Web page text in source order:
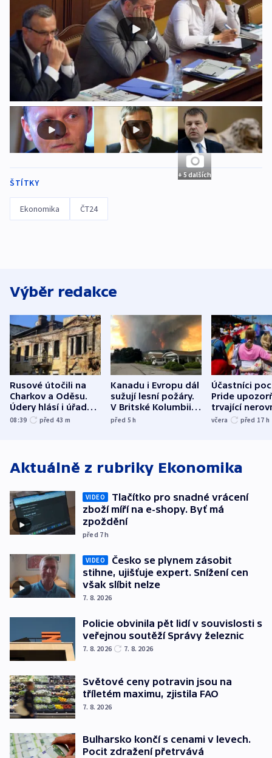
+ 5 dalších
ŠTÍTKY
Ekonomika ČT24
Výběr redakce
Rusové útočili na
Charkov a Oděsu.
Údery hlásí i úřady v
Bělgorodu
08:39 před 43 m
Kanadu i Evropu dál
sužují lesní požáry.
V Britské Kolumbii
evakuovali tisíce lidí
před 5h
Účastníci
Pride
trvající
včera před 17 h
Aktuálně z rubriky Ekonomika
VIDEO
Tlačítko pro snadné vrácení
zboží míří na e-shopy. Byť má
zpoždění
před 7h
VIDEO
Česko se plynem zásobit
stihne, ujišťuje expert. Snížení cen
však slíbit nelze
7. 8. 2026
Policie obvinila pět lidí v souvislosti s
veřejnou soutěží Správy železnic
7. 8. 2026 7. 8. 2026
Světové ceny potravin jsou na
tříletém maximu, zjistila FAO
7. 8. 2026
Bulharsko končí s cenami v levech.
Pocit zdražení přetrvává